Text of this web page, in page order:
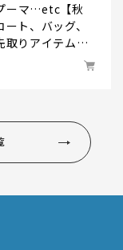
ーマ…etc【秋
ト、バッグ、
取りアイテムを